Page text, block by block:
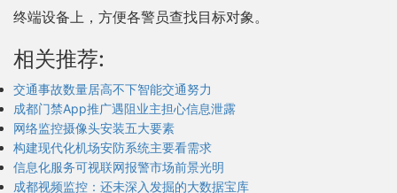
终端设备上，方便各警员查找目标对象。
相关推荐:
交通事故数量居高不下智能交通努力
成都门禁App推广遇阻业主担心信息泄露
网络监控摄像头安装五大要素
构建现代化机场安防系统主要看需求
信息化服务可视联网报警市场前景光明
成都视频监控：还未深入发掘的大数据宝库